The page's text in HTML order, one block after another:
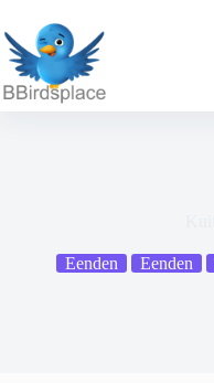
naar
de
inhoud
Eenden Eenden